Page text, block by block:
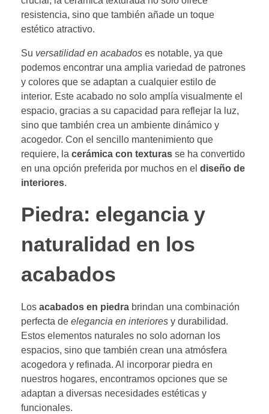
resistencia, sino que también añade un toque
estético atractivo.
Su versatilidad en acabados es notable, ya que
podemos encontrar una amplia variedad de patrones
y colores que se adaptan a cualquier estilo de
interior. Este acabado no solo amplía visualmente el
espacio, gracias a su capacidad para reflejar la luz,
sino que también crea un ambiente dinámico y
acogedor. Con el sencillo mantenimiento que
requiere, la cerámica con texturas se ha convertido
en una opción preferida por muchos en el diseño de
interiores.
Piedra: elegancia y
naturalidad en los
acabados
Los acabados en piedra brindan una combinación
perfecta de elegancia en interiores y durabilidad.
Estos elementos naturales no solo adornan los
espacios, sino que también crean una atmósfera
acogedora y refinada. Al incorporar piedra en
nuestros hogares, encontramos opciones que se
adaptan a diversas necesidades estéticas y
funcionales.